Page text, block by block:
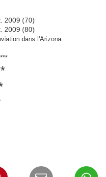
dans l'Arizona